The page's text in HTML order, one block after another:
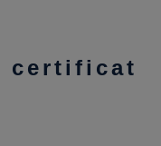
certificat